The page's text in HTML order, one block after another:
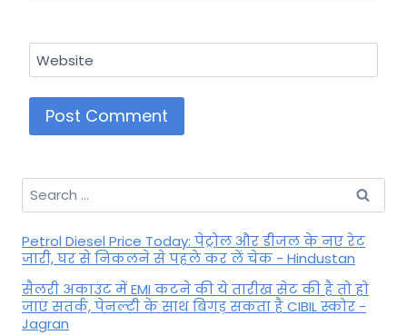
Website
Search
for:
Petrol Diesel Price Today: पेट्रोल और डीजल के नए रेट
जारी, घर से निकलने से पहले कर लें चेक - Hindustan
सैलरी अकाउंट में EMI कटने की ये तारीख सेट की है तो हो
जाएं सतर्क, पेनल्टी के साथ बिगड़ सकता है CIBIL स्कोर -
Jagran